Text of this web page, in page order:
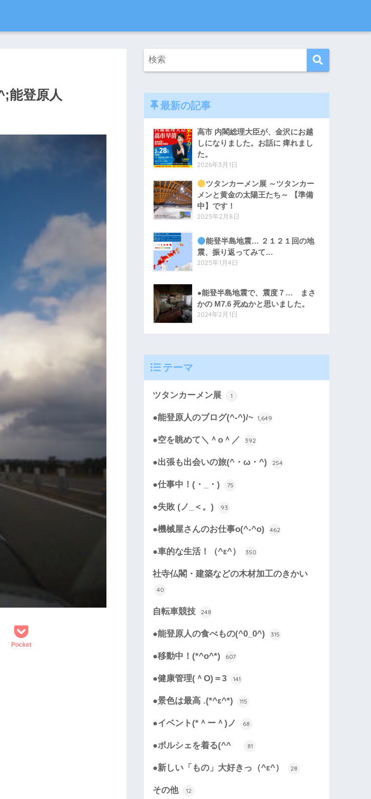
能登原人
Pocket
最新の記事
高市 内閣総理大臣が、金沢にお越
しになりました。お話に 痺れまし
た。
2026年3月1日
ツタンカーメン展 ～ツタンカー
メンと黄金の太陽王たち～ 【準備
中】です！
2025年2月8日
能登半島地震… ２１２１回の地
震、振り返ってみて…
2025年1月4日
●能登半島地震で、震度７… まさ
かの M7.6 死ぬかと思いました。
2024年2月1日
テーマ
ツタンカーメン展 1
●能登原人のブログ(^-^)/~ 1,649
●空を眺めて＼＾o＾／ 392
●出張も出会いの旅(^・ω・^) 254
●仕事中！(・_・) 75
●失敗 (ノ_＜。) 93
●機械屋さんのお仕事o(^-^o) 462
●車的な生活！（^ε^） 350
社寺仏閣・建築などの木材加工のきかい
40
自転車競技 248
●能登原人の食べもの(^0_0^) 315
●移動中！(*^o^*) 607
●健康管理(＾O)＝3 141
●景色は最高 .(*^ε^*) 115
●イベント(*＾ー＾)ノ 68
●ポルシェを着る(^^ゞ 81
●新しい「もの」大好きっ（^ε^） 28
その他 12